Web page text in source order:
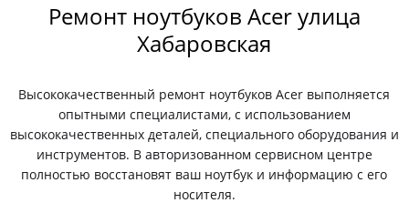
Ремонт ноутбуков Acer улица
Хабаровская
Высококачественный ремонт ноутбуков Acer выполняется
опытными специалистами, с использованием
высококачественных деталей, специального оборудования и
инструментов. В авторизованном сервисном центре
полностью восстановят ваш ноутбук и информацию с его
носителя.